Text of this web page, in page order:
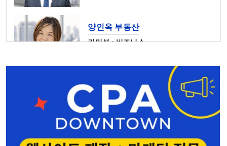
양인옥 부동산
커머셜 • 비즈니스
홍민주 부동산
Seattle • Bellevue
206-678-4148
Bridge Law, PC